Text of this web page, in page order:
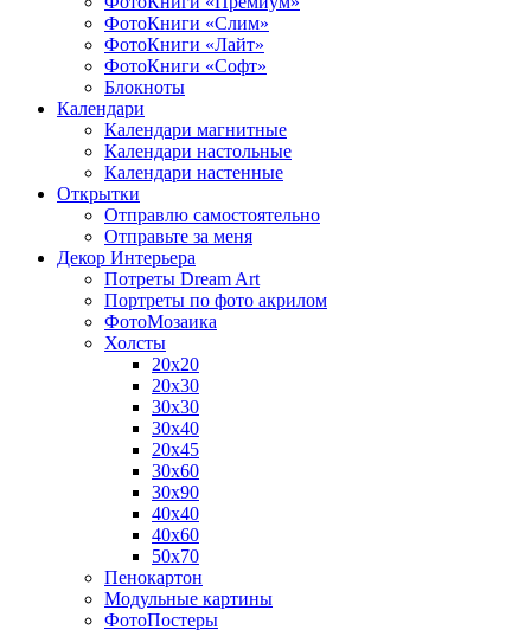
ФотоКниги «Слим»
ФотоКниги «Лайт»
ФотоКниги «Софт»
Блокноты
Календари
Календари магнитные
Календари настольные
Календари настенные
Открытки
Отправлю самостоятельно
Отправьте за меня
Декор Интерьера
Потреты Dream Art
Портреты по фото акрилом
ФотоМозаика
Холсты
20х20
20х30
30х30
30х40
20х45
30х60
30х90
40х40
40х60
50х70
Пенокартон
Модульные картины
ФотоПостеры